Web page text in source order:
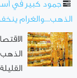
جمود كبير في
الذهب...والغرام ينخفض 800 ليرة خلال
الذهب